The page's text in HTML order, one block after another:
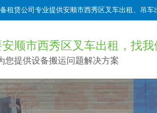
租赁公司专业提供安顺市西秀区叉车出租、吊
安顺市西秀区叉车出租，找我
您提供设备搬运问题解决方案